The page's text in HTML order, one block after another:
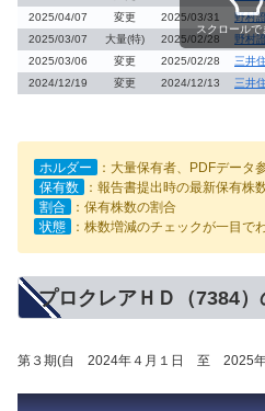
2025/04/07
変更 2025/03/31
野村
2025/03/07
大量(特) 2025/02/28
野村
2025/03/06
変更 2025/02/28
三井
2024/12/19
変更 2024/12/13 三井
スクロールで
ホルダー
：大量保有者、PDFデータ
保有数
：報告書提出時の最新保有株
割合
：保有株数の割合
状態
：株数増減のチェックが一目で
プロクレアＨＤ（7384
第３期(自 2024年４月１日 至 2025年